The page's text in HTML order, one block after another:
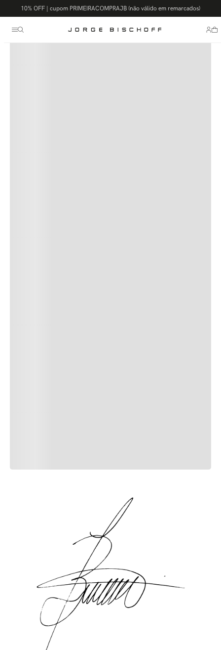
10% OFF | cupom PRIMEIRACOMPRAJB (não válido em remarcados)